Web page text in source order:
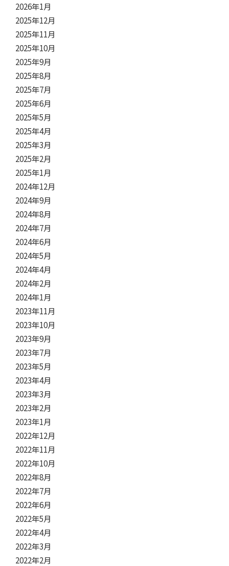
2026年1月
2025年12月
2025年11月
2025年10月
2025年9月
2025年8月
2025年7月
2025年6月
2025年5月
2025年4月
2025年3月
2025年2月
2025年1月
2024年12月
2024年9月
2024年8月
2024年7月
2024年6月
2024年5月
2024年4月
2024年2月
2024年1月
2023年11月
2023年10月
2023年9月
2023年7月
2023年5月
2023年4月
2023年3月
2023年2月
2023年1月
2022年12月
2022年11月
2022年10月
2022年8月
2022年7月
2022年6月
2022年5月
2022年4月
2022年3月
2022年2月